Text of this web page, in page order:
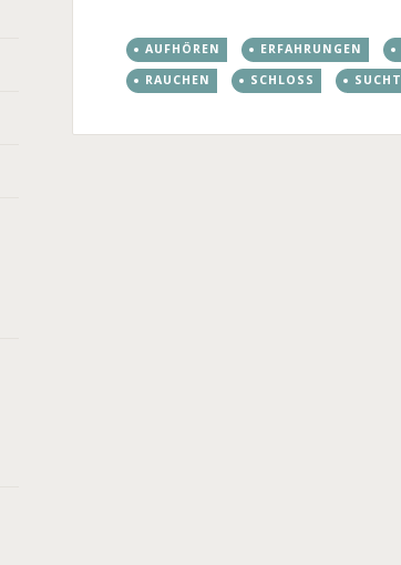
AUFHÖREN ERFAHRUNGEN
RAUCHEN
SCHLOSS SUCHT